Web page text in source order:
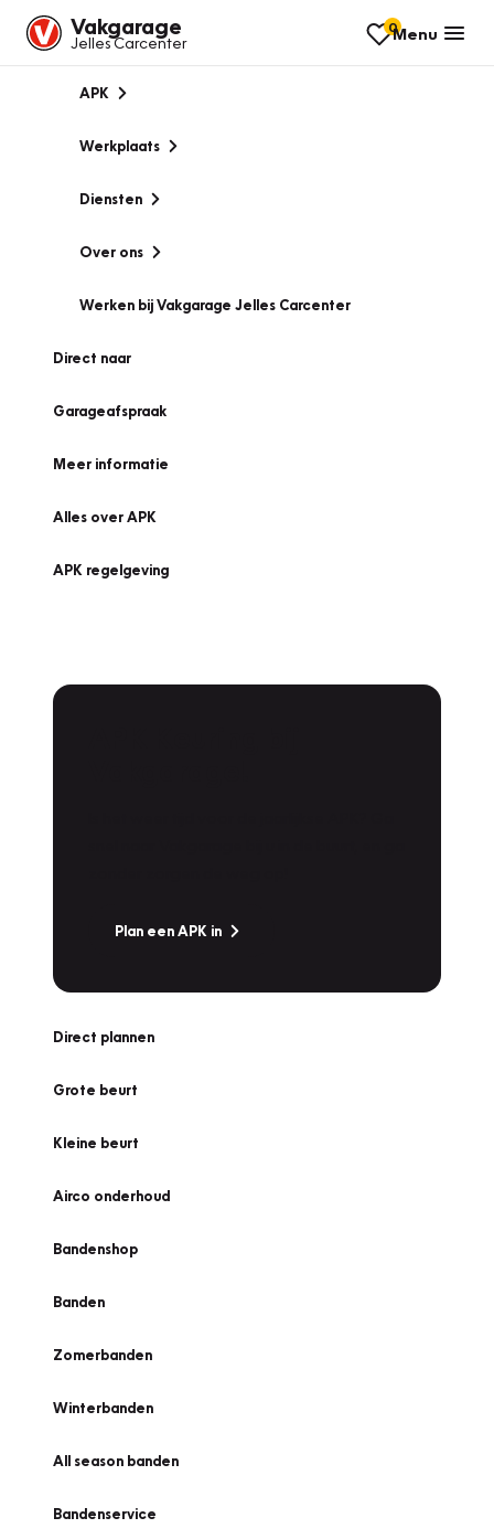
Vakgarage
Jelles Carcenter
0Menu
APK
Werkplaats
Diensten
Over ons
Werken bij Vakgarage Jelles Carcenter
Direct naar
Garageafspraak
Meer informatie
Alles over APK
APK regelgeving
Plan een APK in
Direct plannen
Grote beurt
Kleine beurt
Airco onderhoud
Bandenshop
Banden
Zomerbanden
Winterbanden
All season banden
Bandenservice